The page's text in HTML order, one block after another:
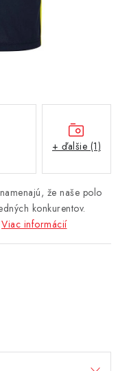
že naše polo
konkurentov.
Viac informácií
+ ďalšie (1)